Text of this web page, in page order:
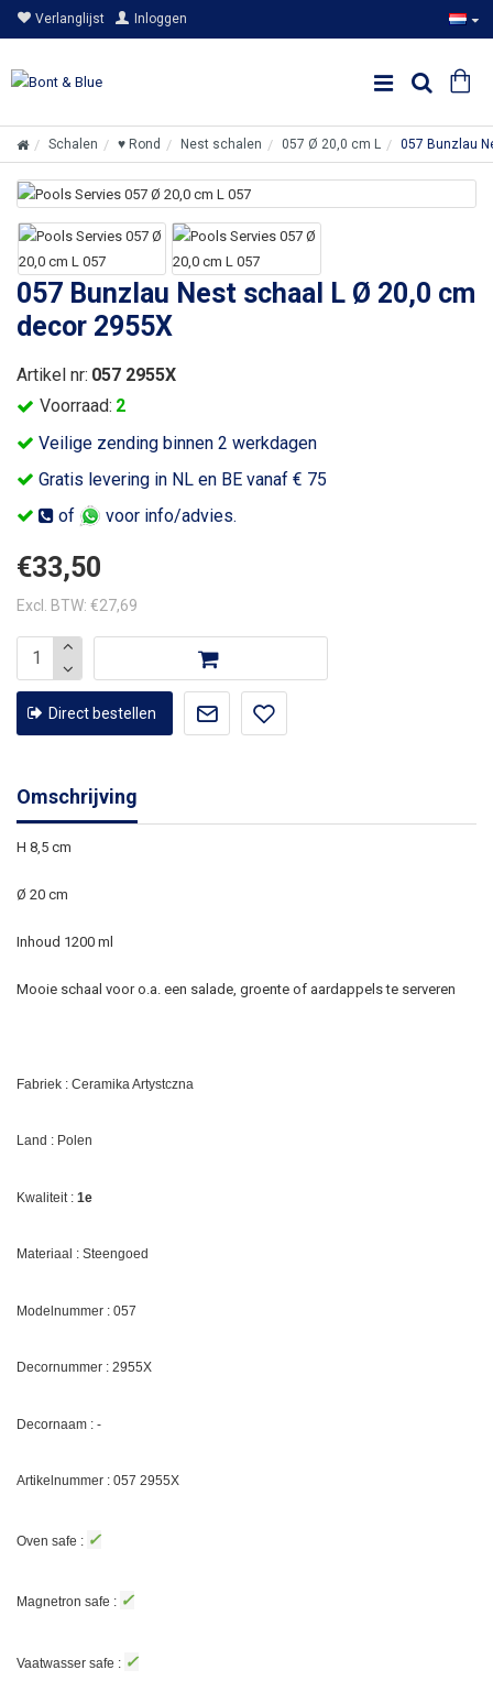
Verlanglijst Inloggen
Schalen ♥ Rond Nest schalen 057 Ø 20,0 cm L 057 Bunzlau
057 Bunzlau Nest schaal L Ø 20,0 cm
decor 2955X
Veilige zending binnen 2 werkdagen
Gratis levering in NL en BE vanaf € 75
of
voor info/advies.
Voorraad: 2
Artikel nr: 057 2955X
€33,50
Excl. BTW: €27,69
Direct bestellen
Omschrijving
H 8,5 cm
Ø 20 cm
Inhoud 1200 ml
Mooie schaal voor o.a. een salade, groente of aardappels te serveren
Fabriek : Ceramika Artystczna
Land : Polen
Kwaliteit : 1e
Materiaal : Steengoed
Modelnummer : 057
Decornummer : 2955X
Decornaam : -
Artikelnummer : 057 2955X
Oven safe : ✓
Magnetron safe : ✓
Vaatwasser safe : ✓